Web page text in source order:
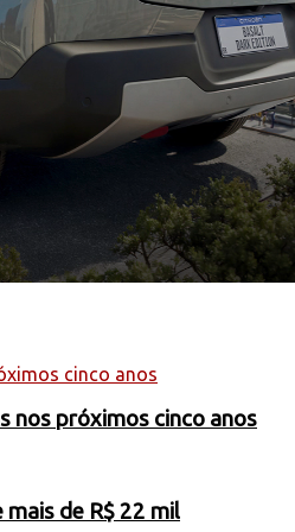
nos próximos cinco anos
de R$ 22 mil